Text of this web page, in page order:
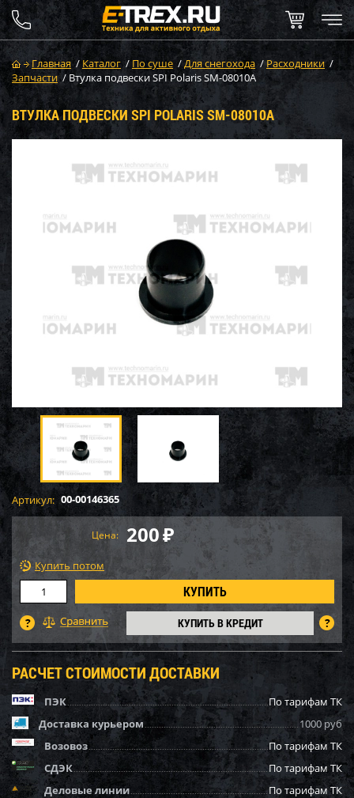
Главная / Каталог / По суше /Для снегохода /Расходники /
Запчасти / Втулка подвески SPI Polaris SM-08010A
ВТУЛКА ПОДВЕСКИ SPI POLARIS SM-08010A
Артикул: 00-00146365
Цена: 200₽
Купить потом
КУПИТЬ В КРЕДИТ
РАСЧЕТ СТОИМОСТИ ДОСТАВКИ
ПЭК
По тарифам ТК
Доставка курьером
1000 руб
Возовоз
По тарифам ТК
СДЭК
По тарифам ТК
Деловые линии
По тарифам ТК